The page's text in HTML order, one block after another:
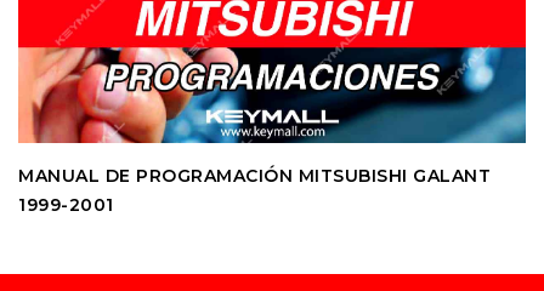
MANUAL DE PROGRAMACIÓN MITSUBISHI GALANT
1999-2001